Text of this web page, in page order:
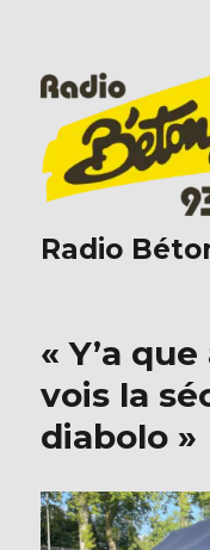
Radio
« Y’a
vois la
diabolo »